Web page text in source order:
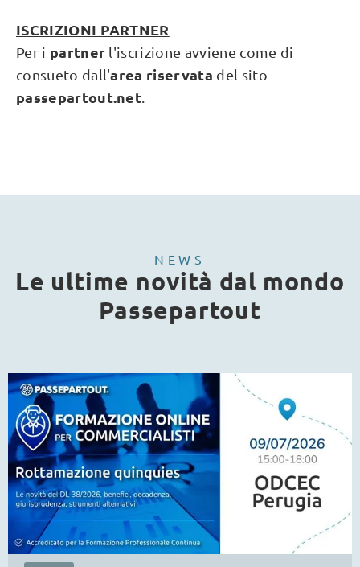
ISCRIZIONI PARTNER
Per i partner l'iscrizione avviene come di
consueto dall'area riservata del sito
passepartout.net
NEWS
Le ultime novità dal mondo
Passepartout